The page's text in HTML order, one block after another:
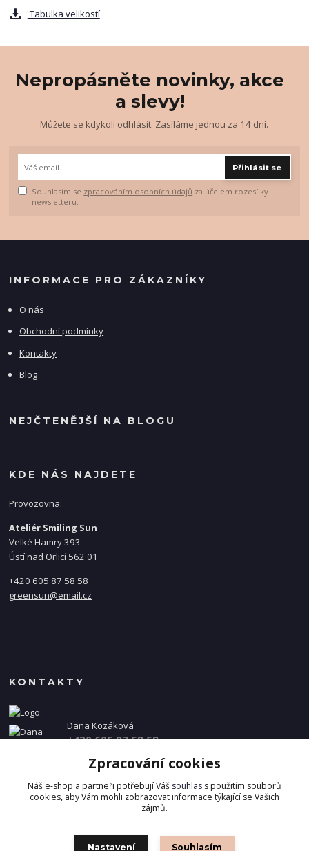
Tabulka velikostí
Nepropásněte novinky, akce
a slevy!
Můžete se kdykoli odhlásit. Zasíláme jednou za 14 dní.
Přihlásit se
Souhlasím se zpracováním osobních údajů za účelem rozesílky
newsletteru.
INFORMACE PRO ZÁKAZNÍKY
O nás
Obchodní podmínky
Kontakty
Blog
NEJČTENĚJŠÍ NA BLOGU
KDE NÁS NAJDETE
Provozovna:
Ateliér Smiling Sun
Velké Hamry 393
Ústí nad Orlicí 562 01
+420 605 87 58 58
greensun@email.cz
KONTAKTY
Dana Kozáková
+420 605 87 58 58
info@danakozakova.cz
Zpracování cookies
Náš e-shop a partneři potřebují Váš souhlas s použitím souborů
cookies, aby Vám mohli zobrazovat informace týkající se Vašich
zájmů.
Nastavení Souhlasím